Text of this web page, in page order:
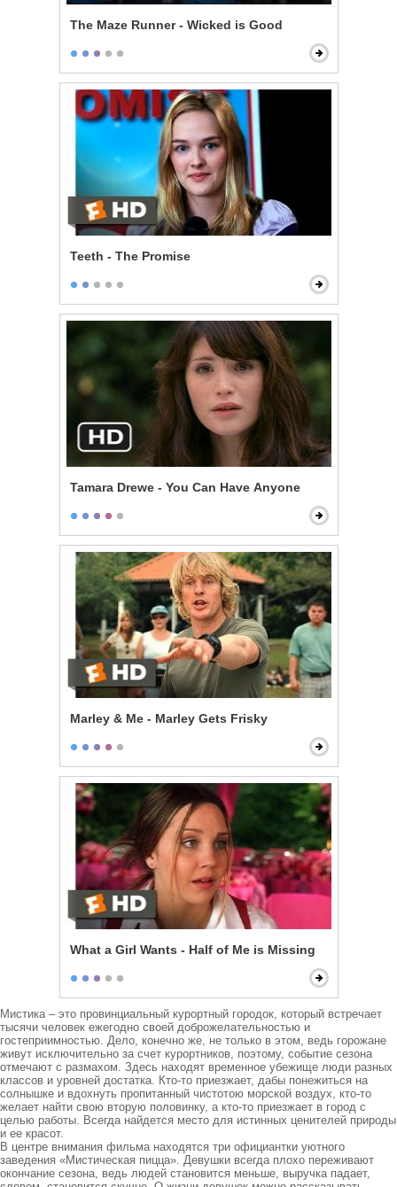
The Maze Runner - Wicked is Good
Teeth - The Promise
Tamara Drewe - You Can Have Anyone
Marley & Me - Marley Gets Frisky
What a Girl Wants - Half of Me is Missing
Мистика – это провинциальный курортный городок, который встречает
тысячи человек ежегодно своей доброжелательностью и
гостеприимностью. Дело, конечно же, не только в этом, ведь горожане
живут исключительно за счет курортников, поэтому, событие сезона
отмечают с размахом. Здесь находят временное убежище люди разных
классов и уровней достатка. Кто-то приезжает, дабы понежиться на
солнышке и вдохнуть пропитанный чистотою морской воздух, кто-то
желает найти свою вторую половинку, а кто-то приезжает в город с
целью работы. Всегда найдется место для истинных ценителей природы
и ее красот.
В центре внимания фильма находятся три официантки уютного
заведения «Мистическая пицца». Девушки всегда плохо переживают
окончание сезона, ведь людей становится меньше, выручка падает,